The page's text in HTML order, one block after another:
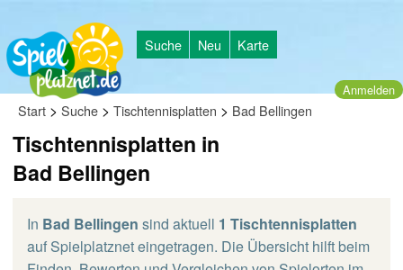
Suche Neu Karte
Anmelden
Start > Suche > Tischtennisplatten > Bad Bellingen
Tischtennisplatten in
Bad Bellingen
In Bad Bellingen sind aktuell 1 Tischtennisplatten
auf Spielplatznet eingetragen. Die Übersicht hilft beim